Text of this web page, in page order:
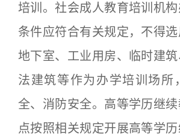
培训。社会成人教育培训机
条件应符合有关规定，不得选
地下室、工业用房、临时建
法建筑等作为办学培训场所
全、消防安全。高等学历继
点按照相关规定开展高等学